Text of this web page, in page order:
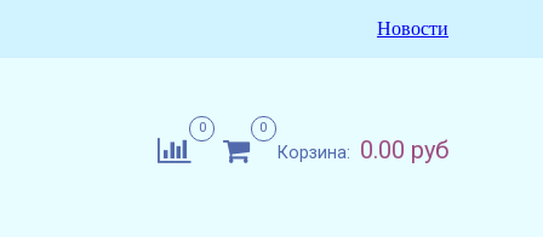
Новости
0 0
Корзина: 0.00 руб